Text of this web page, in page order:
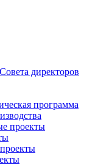
директоров
программа
проекты